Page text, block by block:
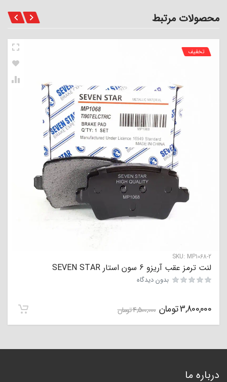
محصولات مرتبط
SKU: MP1068-2
تخفیف
لنت ترمز عقب آریزو 6 سون استار SEVEN STAR
بدون دیدگاه
3,800,000تومان 4,500,000تومان
درباره ما